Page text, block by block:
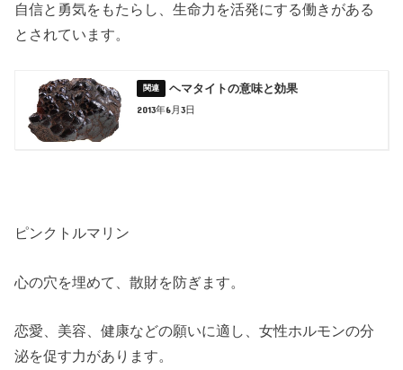
自信と勇気をもたらし、生命力を活発にする働きがある
とされています。
ヘマタイトの意味と効果
2013年6月3日
ピンクトルマリン
心の穴を埋めて、散財を防ぎます。
恋愛、美容、健康などの願いに適し、女性ホルモンの分
泌を促す力があります。